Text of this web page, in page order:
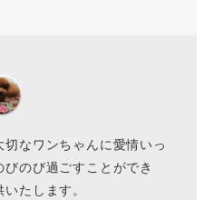
なワンちゃんに愛情いっ
のび過ごすことができ
たします。